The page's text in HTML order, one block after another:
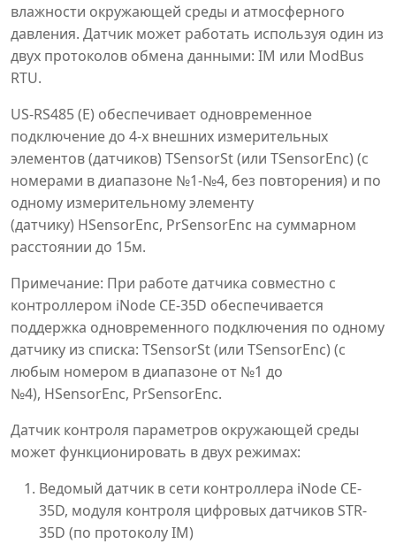
влажности окружающей среды и атмосферного
давления. Датчик может работать используя один из
двух протоколов обмена данными: IM или ModBus
RTU.
US-RS485 (E) обеспечивает одновременное
подключение до 4-х внешних измерительных
элементов (датчиков) TSensorSt (или TSensorEnc) (с
номерами в диапазоне №1-№4, без повторения) и по
одному измерительному элементу
(датчику) HSensorEnc, PrSensorEnc на суммарном
расстоянии до 15м.
Примечание: При работе датчика совместно с
контроллером iNode CE-35D обеспечивается
поддержка одновременного подключения по одному
датчику из списка: TSensorSt (или TSensorEnc) (с
любым номером в диапазоне от №1 до
№4), HSensorEnc, PrSensorEnc.
Датчик контроля параметров окружающей среды
может функционировать в двух режимах:
Ведомый датчик в сети контроллера iNode CE-
35D, модуля контроля цифровых датчиков STR-
35D (по протоколу IM)